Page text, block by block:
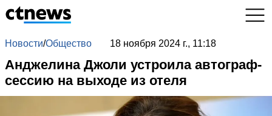
Новости/Общество 18 ноября 2024 г., 11:18
Анджелина Джоли устроила автограф-
сессию на выходе из отеля